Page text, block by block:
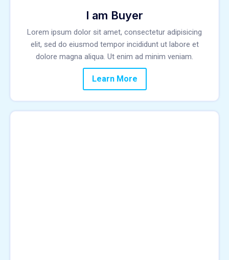
I am Buyer
Lorem ipsum dolor sit amet, consectetur adipisicing
elit, sed do eiusmod tempor incididunt ut labore et
dolore magna aliqua. Ut enim ad minim veniam.
Learn More